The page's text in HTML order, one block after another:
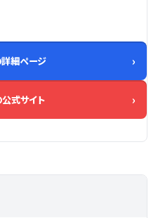
細ページ
式サイト